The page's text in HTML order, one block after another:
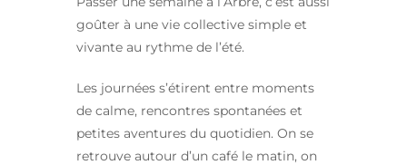
goûter à une vie collective simple et
vivante au rythme de l’été.
Les journées s’étirent entre moments
de calme, rencontres spontanées et
petites aventures du quotidien. On se
retrouve autour d’un café le matin, on